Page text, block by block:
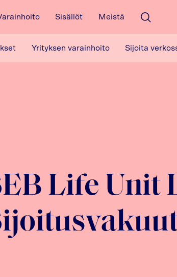
Sisällöt Meistä
Avaa haku
Yrityksen varainhoito Sijoita
Life Unit